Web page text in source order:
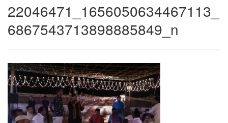
22046471_1656050634467113_
6867543713898885849_n